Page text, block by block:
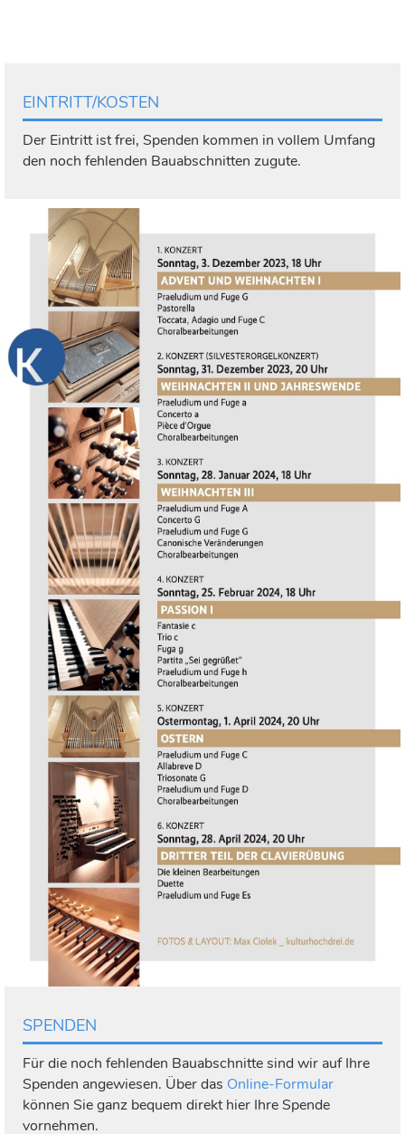
EINTRITT/KOSTEN
Der Eintritt ist frei, Spenden kommen in vollem Umfang
den noch fehlenden Bauabschnitten zugute.
SPENDEN
Für die noch fehlenden Bauabschnitte sind wir auf Ihre
Spenden angewiesen. Über das Online-Formular
können Sie ganz bequem direkt hier Ihre Spende
vornehmen.